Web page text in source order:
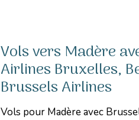
Vols vers Madère
Airlines Bruxelles,
Brussels Airlines
Vols pour Madère avec